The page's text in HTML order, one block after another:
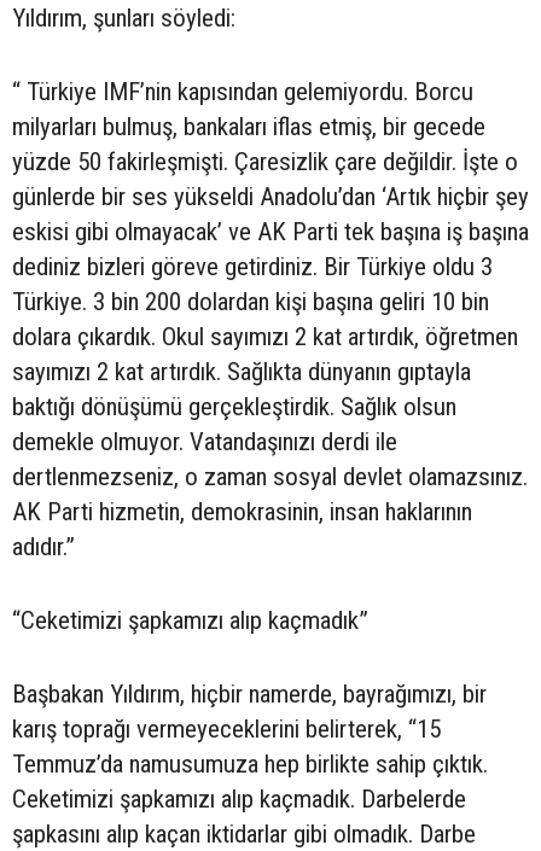
Yıldırım, şunları söyledi:
“ Türkiye IMF’nin kapısından gelemiyordu. Borcu
milyarları bulmuş, bankaları iflas etmiş, bir gecede
yüzde 50 fakirleşmişti. Çaresizlik çare değildir. İşte o
günlerde bir ses yükseldi Anadolu’dan ‘Artık hiçbir şey
eskisi gibi olmayacak’ ve AK Parti tek başına iş başına
dediniz bizleri göreve getirdiniz. Bir Türkiye oldu 3
Türkiye. 3 bin 200 dolardan kişi başına geliri 10 bin
dolara çıkardık. Okul sayımızı 2 kat artırdık, öğretmen
sayımızı 2 kat artırdık. Sağlıkta dünyanın gıptayla
baktığı dönüşümü gerçekleştirdik. Sağlık olsun
demekle olmuyor. Vatandaşınızı derdi ile
dertlenmezseniz, o zaman sosyal devlet olamazsınız.
AK Parti hizmetin, demokrasinin, insan haklarının
adıdır.”
“Ceketimizi şapkamızı alıp kaçmadık”
Başbakan Yıldırım, hiçbir namerde, bayrağımızı, bir
karış toprağı vermeyeceklerini belirterek, “15
Temmuz’da namusumuza hep birlikte sahip çıktık.
Ceketimizi şapkamızı alıp kaçmadık. Darbelerde
şapkasını alıp kaçan iktidarlar gibi olmadık. Darbe